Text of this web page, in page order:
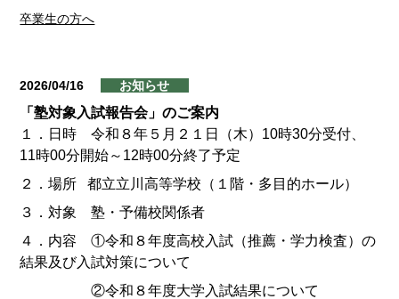
卒業生の方へ
2026/04/16 お知らせ
「塾対象入試報告会」のご案内
１．日時 令和８年５月２１日（木）10時30分受付、
11時00分開始～12時00分終了予定
２．場所 都立立川高等学校（１階・多目的ホール）
３．対象 塾・予備校関係者
４．内容 ①令和８年度高校入試（推薦・学力検査）の
結果及び入試対策について
②令和８年度大学入試結果について